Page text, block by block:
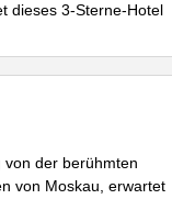
dieses 3-Sterne-Hotel
von der berühmten
von Moskau, erwartet